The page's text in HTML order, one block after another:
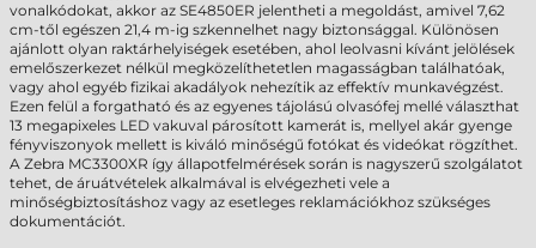
vonalkódokat, akkor az SE4850ER jelentheti a megoldást, amivel 7,62
cm-től egészen 21,4 m-ig szkennelhet nagy biztonsággal. Különösen
ajánlott olyan raktárhelyiségek esetében, ahol leolvasni kívánt jelölések
emelőszerkezet nélkül megközelíthetetlen magasságban találhatóak,
vagy ahol egyéb fizikai akadályok nehezítik az effektív munkavégzést.
Ezen felül a forgatható és az egyenes tájolású olvasófej mellé választhat
13 megapixeles LED vakuval párosított kamerát is, mellyel akár gyenge
fényviszonyok mellett is kiváló minőségű fotókat és videókat rögzíthet.
A Zebra MC3300XR így állapotfelmérések során is nagyszerű szolgálatot
tehet, de áruátvételek alkalmával is elvégezheti vele a
minőségbiztosításhoz vagy az esetleges reklamációkhoz szükséges
dokumentációt.